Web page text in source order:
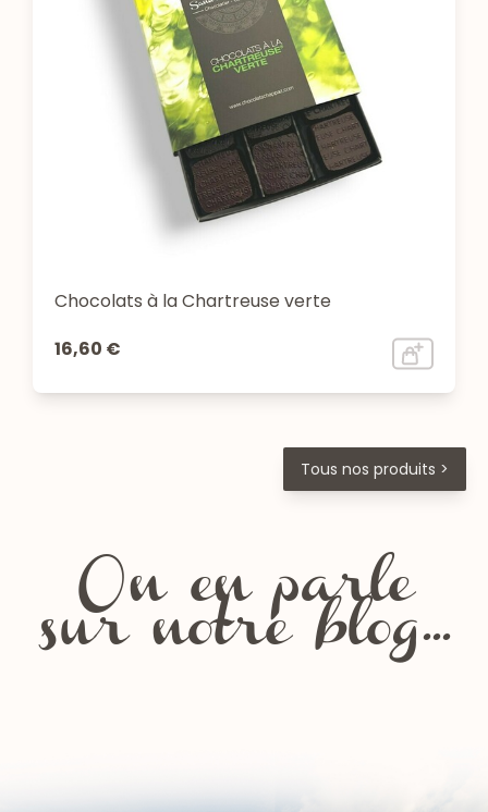
Chocolats à la Chartreuse verte
16,60 €
Tous nos produits >
On en parle
sur notre blog...
Les fêtes de la Chartreuse